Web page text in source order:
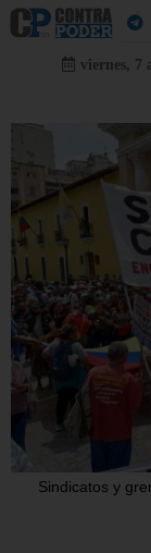
viernes, 7
Sindicatos y